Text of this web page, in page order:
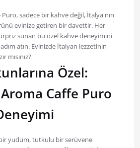
sadece bir kahve değil, İtalya'nın
evinize getiren bir davettir. Her
sunan bu özel kahve deneyimini
atın. Evinizde İtalyan lezzetinin
mısınız?
Özel:
Caffe Puro
yudum, tutkulu bir serüvene